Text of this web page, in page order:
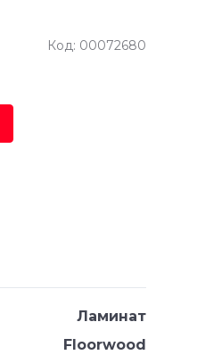
Код: 00072680
Ламинат
Floorwood